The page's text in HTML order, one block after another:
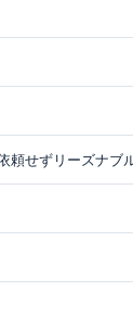
せずリーズナブ